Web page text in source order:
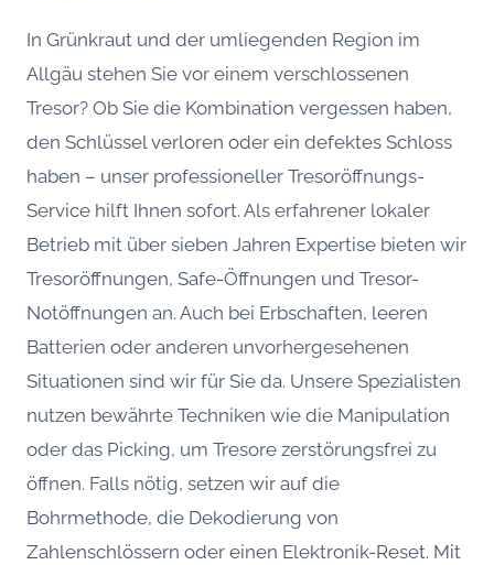
In Grünkraut und der umliegenden Region im
Allgäu stehen Sie vor einem verschlossenen
Tresor? Ob Sie die Kombination vergessen haben,
den Schlüssel verloren oder ein defektes Schloss
haben – unser professioneller Tresoröffnungs-
Service hilft Ihnen sofort. Als erfahrener lokaler
Betrieb mit über sieben Jahren Expertise bieten wir
Tresoröffnungen, Safe-Öffnungen und Tresor-
Notöffnungen an. Auch bei Erbschaften, leeren
Batterien oder anderen unvorhergesehenen
Situationen sind wir für Sie da. Unsere Spezialisten
nutzen bewährte Techniken wie die Manipulation
oder das Picking, um Tresore zerstörungsfrei zu
öffnen. Falls nötig, setzen wir auf die
Bohrmethode, die Dekodierung von
Zahlenschlössern oder einen Elektronik-Reset. Mit